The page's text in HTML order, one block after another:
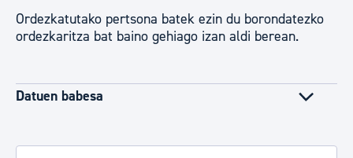
Ordezkatutako pertsona batek ezin du borondatezko
ordezkaritza bat baino gehiago izan aldi berean.
Datuen babesa